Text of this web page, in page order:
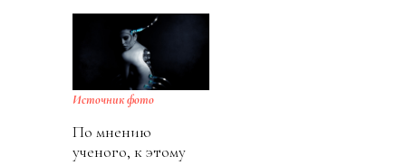
Источник фото
По мнению
ученого, к этому